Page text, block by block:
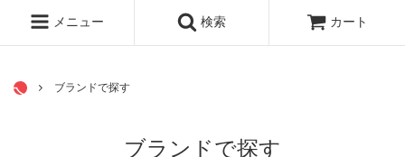
メニュー 検索 カート
ブランドで探す
ブランドで探す
シリーズで探す